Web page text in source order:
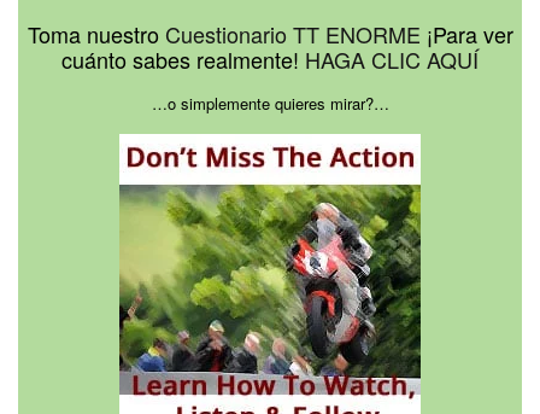
Toma nuestro Cuestionario TT ENORME ¡Para ver
cuánto sabes realmente! HAGA CLIC AQUÍ
…o simplemente quieres mirar?…